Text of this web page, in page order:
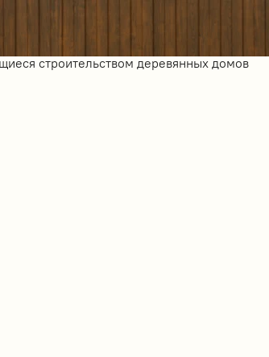
строительством деревянных домов